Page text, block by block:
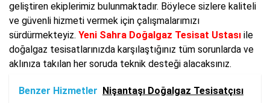
geliştiren ekiplerimiz bulunmaktadır. Böylece sizlere kaliteli
ve güvenli hizmeti vermek için çalışmalarımızı
sürdürmekteyiz. Yeni Sahra Doğalgaz Tesisat Ustası ile
doğalgaz tesisatlarınızda karşılaştığınız tüm sorunlarda ve
aklınıza takılan her soruda teknik desteği alacaksınız.
Benzer Hizmetler Nişantaşı Doğalgaz Tesisatçısı